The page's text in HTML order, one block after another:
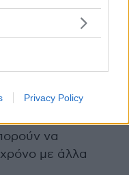
Privacy Policy
ίππων και είναι
άρματα μάχης
από
θέσεις, καθώς
να αναπτύσσει
να
με άλλα